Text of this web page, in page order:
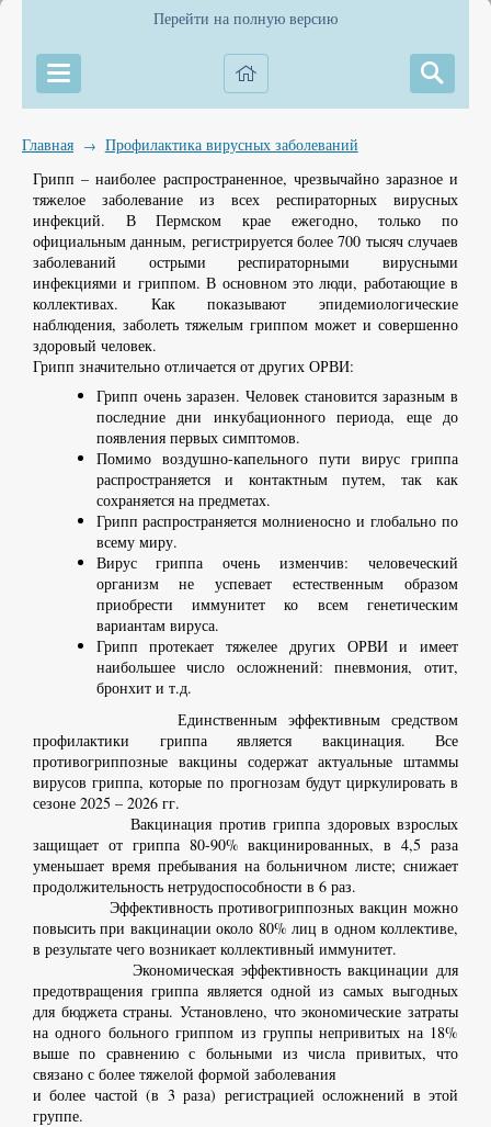
Перейти на полную версию
Главная →
Профилактика вирусных заболеваний
Грипп – наиболее распространенное, чрезвычайно заразное и
тяжелое заболевание из всех респираторных вирусных
инфекций. В Пермском крае ежегодно, только по
официальным данным, регистрируется более 700 тысяч случаев
заболеваний острыми респираторными вирусными
инфекциями и гриппом. В основном это люди, работающие в
коллективах. Как показывают эпидемиологические
наблюдения, заболеть тяжелым гриппом может и совершенно
здоровый человек.
Грипп значительно отличается от других ОРВИ:
Грипп очень заразен. Человек становится заразным в
последние дни инкубационного периода, еще до
появления первых симптомов.
Помимо воздушно-капельного пути вирус гриппа
распространяется и контактным путем, так как
сохраняется на предметах.
Грипп распространяется молниеносно и глобально по
всему миру.
Вирус гриппа очень изменчив: человеческий
организм не успевает естественным образом
приобрести иммунитет ко всем генетическим
вариантам вируса.
Грипп протекает тяжелее других ОРВИ и имеет
наибольшее число осложнений: пневмония, отит,
бронхит и т.д.
Единственным эффективным средством
профилактики гриппа является вакцинация. Все
противогриппозные вакцины содержат актуальные штаммы
вирусов гриппа, которые по прогнозам будут циркулировать в
сезоне 2025 – 2026 гг.
Вакцинация против гриппа здоровых взрослых
защищает от гриппа 80-90% вакцинированных, в 4,5 раза
уменьшает время пребывания на больничном листе; снижает
продолжительность нетрудоспособности в 6 раз.
Эффективность противогриппозных вакцин можно
повысить при вакцинации около 80% лиц в одном коллективе,
в результате чего возникает коллективный иммунитет.
Экономическая эффективность вакцинации для
предотвращения гриппа является одной из самых выгодных
для бюджета страны. Установлено, что экономические затраты
на одного больного гриппом из группы непривитых на 18%
выше по сравнению с больными из числа привитых, что
связано с более тяжелой формой заболевания
и более частой (в 3 раза) регистрацией осложнений в этой
группе.